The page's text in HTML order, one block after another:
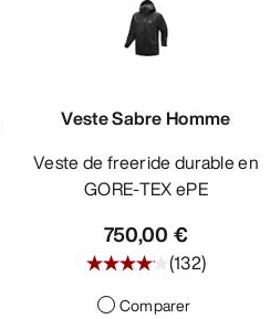
Veste Sabre Homme
Veste de freeride durable en
GORE-TEX ePE
750,00 €
(132)
Comparer